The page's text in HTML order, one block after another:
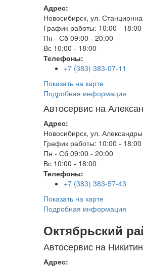
Адрес:
Новосибирск, ул.
График работы: 10:00 - 18:00
Пн - Сб 09:00 - 20:00
Вс 10:00 - 18:00
Телефоны:
+7 (383) 383-07-11
Показать на карте
Подробная информация
Автосервис на
Адрес:
Новосибирск, ул.
График работы: 10:00 - 18:00
Пн - Сб 09:00 - 20:00
Вс 10:00 - 18:00
Телефоны:
+7 (383) 383-57-43
Показать на карте
Подробная информация
Октябрьский
Автосервис на
Адрес: